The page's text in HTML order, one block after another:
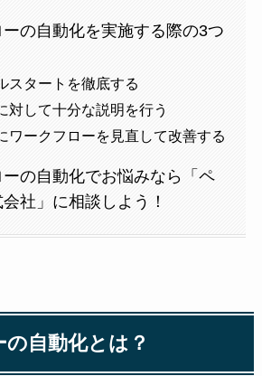
の自動化を実施する際の3つ
スタートを徹底する
対して十分な説明を行う
ワークフローを見直して改善する
ーの自動化でお悩みなら「ペ
社」に相談しよう！
自動化とは？